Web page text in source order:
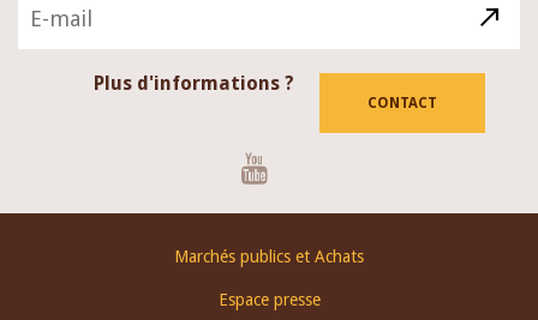
Plus d'informations ?
CONTACT
Marchés publics et Achats
Espace presse